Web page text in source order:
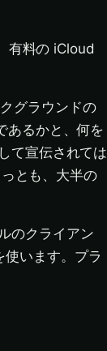
有料の iCloud
グラウンドの
あるかと、何を
て宣伝されては
とも、大半の
のクライアン
使います。プラ